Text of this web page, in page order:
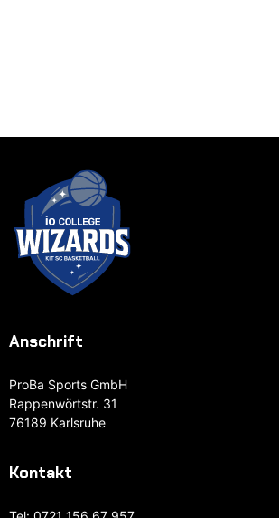
Anschrift
ProBa Sports GmbH
Rappenwörtstr. 31
76189 Karlsruhe
Kontakt